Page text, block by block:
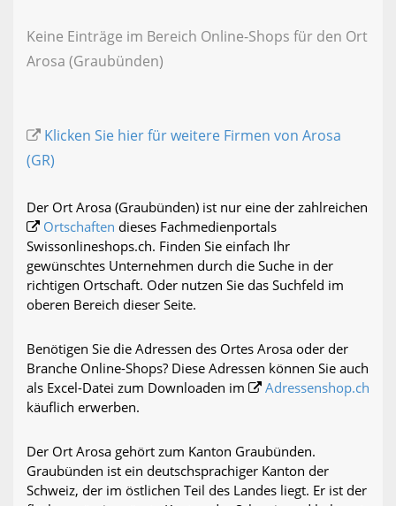
Keine Einträge im Bereich Online-Shops für den Ort
Arosa (Graubünden)
Klicken Sie hier für weitere Firmen von Arosa
(GR)
Der Ort Arosa (Graubünden) ist nur eine der zahlreichen
Ortschaften dieses Fachmedienportals
Swissonlineshops.ch. Finden Sie einfach Ihr
gewünschtes Unternehmen durch die Suche in der
richtigen Ortschaft. Oder nutzen Sie das Suchfeld im
oberen Bereich dieser Seite.
Benötigen Sie die Adressen des Ortes Arosa oder der
Branche Online-Shops? Diese Adressen können Sie auch
als Excel-Datei zum Downloaden im
Adressenshop.ch
käuflich erwerben.
Der Ort Arosa gehört zum Kanton Graubünden.
Graubünden ist ein deutschsprachiger Kanton der
Schweiz, der im östlichen Teil des Landes liegt. Er ist der